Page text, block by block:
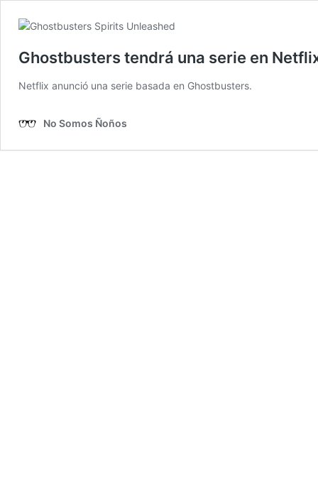
Ghostbusters tendrá una serie en
Netflix anunció una serie basada en Ghostbusters.
No Somos Ñoños